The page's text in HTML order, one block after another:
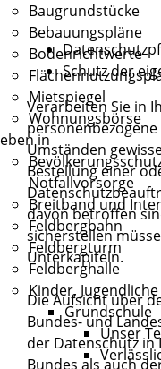
Baugrundstücke
Bebauungspläne
Bodenrichtwerte
Mietspiegel
Wohnungsbörse
in
Notfallvorsorge
Breitband und
Feldbergbahn
Feldbergturm
Feldberghalle
Kinder,
Grundschule
Unser
Schutz der
Verarbeiten Sie in
Umständen
Bestellung einer
davon betroffen
sicherstellen
Unterkapiteln.
Die Aufsicht über
Bundes- und
der Datenschutz in
Bundes als auch